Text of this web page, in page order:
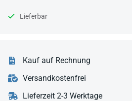
Lieferbar
Kauf auf Rechnung
Versandkostenfrei
Lieferzeit 2-3 Werktage